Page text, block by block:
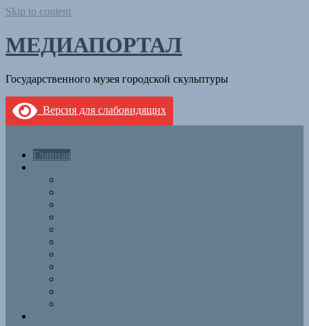
Skip to content
МЕДИАПОРТАЛ
Государственного музея городской скульптуры
Версия для слабовидящих
Главная